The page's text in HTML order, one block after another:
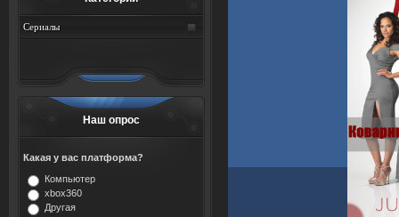
Сериалы
Наш опрос
Какая у вас платформа?
Компьютер
xbox360
Другая